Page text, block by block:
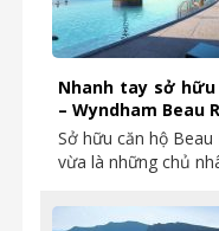
Nhanh tay sở
– Wyndham Beau
Sở hữu căn hộ Beau
vừa là những chủ